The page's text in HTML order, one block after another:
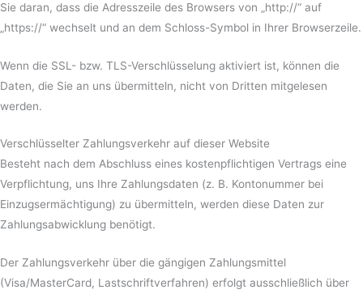
Sie daran, dass die Adresszeile des Browsers von „http://“ auf
„https://“ wechselt und an dem Schloss-Symbol in Ihrer Browserzeile.
Wenn die SSL- bzw. TLS-Verschlüsselung aktiviert ist, können die
Daten, die Sie an uns übermitteln, nicht von Dritten mitgelesen
werden.
Verschlüsselter Zahlungsverkehr auf dieser Website
Besteht nach dem Abschluss eines kostenpflichtigen Vertrags eine
Verpflichtung, uns Ihre Zahlungsdaten (z. B. Kontonummer bei
Einzugsermächtigung) zu übermitteln, werden diese Daten zur
Zahlungsabwicklung benötigt.
Der Zahlungsverkehr über die gängigen Zahlungsmittel
(Visa/MasterCard, Lastschriftverfahren) erfolgt ausschließlich über